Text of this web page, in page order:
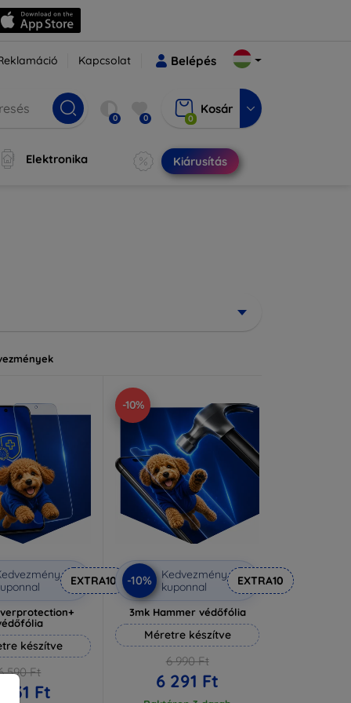
Kapcsolat Belépés
0 0 0
Kosár
Elektronika Kiárusítás
EXTRA10
készítve
590 Ft
931 Ft
-10%
-10%
Kedvezmény
kuponnal
EXTRA10
3mk Hammer védőfólia
Méretre készítve
6 990 Ft
6 291 Ft